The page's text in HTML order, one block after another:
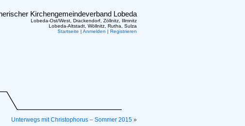
Kirchengemeindeverband Lobeda
Lobeda-Ost/West, Drackendorf, Zöllnitz, Illmnitz
Lobeda-Altstadt, Wöllnitz, Rutha, Sulza
Startseite | Anmelden | Registrieren
Unterwegs mit Christophorus – Sommer 2015 »